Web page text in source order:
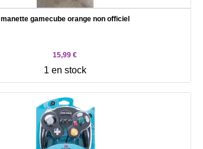
manette gamecube orange non officiel
15,99 €
1 en stock